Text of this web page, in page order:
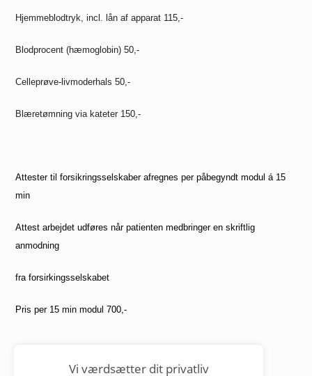
Hjemmeblodtryk, incl. lån af apparat 115,-
Blodprocent (hæmoglobin) 50,-
Celleprøve-livmoderhals 50,-
Blæretømning via kateter 150,-
Attester til forsikringsselskaber afregnes per påbegyndt modul á 15
min
Attest arbejdet udføres når patienten medbringer en skriftlig
anmodning
fra forsirkingsselskabet
Pris per 15 min modul 700,-
Login herunder
Vi værdsætter dit privatliv